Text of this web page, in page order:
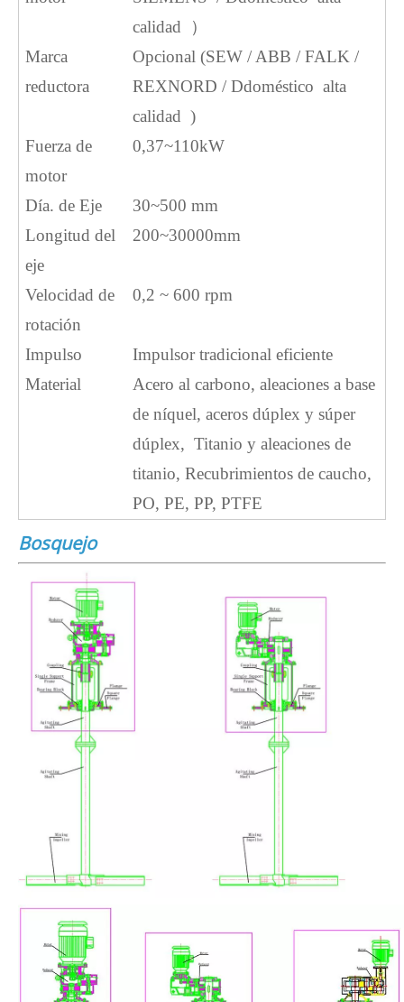
calidad
）
Marca
reductora
Opcional (SEW / ABB / FALK /
REXNORD / Ddoméstico alta
calidad )
Fuerza de
motor
0,37~110kW
Día. de Eje
30~500 mm
Longitud del
eje
200~30000mm
Velocidad de
rotación
0,2 ~ 600 rpm
Impulso
Impulsor tradicional eficiente
Material
Acero al carbono, aleaciones a base
de níquel, aceros dúplex y súper
dúplex, Titanio y aleaciones de
titanio, Recubrimientos de caucho,
PO, PE, PP, PTFE
Bosquejo